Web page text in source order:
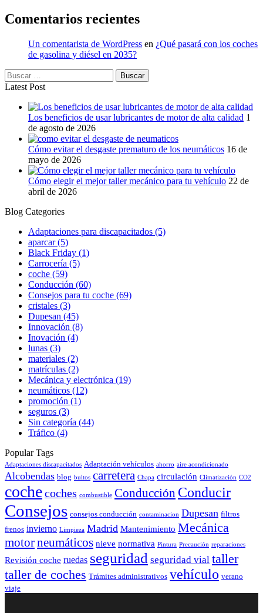
Comentarios recientes
Un comentarista de WordPress en ¿Qué pasará con los coches
de gasolina y diésel en 2035?
Latest Post
Los beneficios de usar lubricantes de motor de alta calidad 1
de agosto de 2026
Cómo evitar el desgaste prematuro de los neumáticos 16 de
mayo de 2026
Cómo elegir el mejor taller mecánico para tu vehículo 22 de
abril de 2026
Blog Categories
Adaptaciones para discapacitados (5)
aparcar (5)
Black Friday (1)
Carrocería (5)
coche (59)
Conducción (60)
Consejos para tu coche (69)
cristales (3)
Dupesan (45)
Innovación (8)
Inovación (4)
lunas (3)
materiales (2)
matrículas (2)
Mecánica y electrónica (19)
neumáticos (12)
promoción (1)
seguros (3)
Sin categoría (44)
Tráfico (4)
Popular Tags
Adaptaciones discapacitados Adaptación vehículos ahorro aire acondicionado
Alcobendas blog bultos carretera Chapa circulación Climatización CO2
cochecoches combustible Conducción Conducir
Consejos consejos conducción contaminacion Dupesan filtros
frenos invierno Limpieza Madrid Mantenimiento Mecánica
motorneumáticos nieve normativa Pintura Precaución reparaciones
Revisión coche ruedas seguridad seguridad vial taller
taller de coches Trámites administrativos vehículo verano
viaje